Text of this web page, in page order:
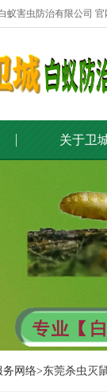
蚁害虫防治有限公司 官
关于卫
务网络>东莞杀虫灭